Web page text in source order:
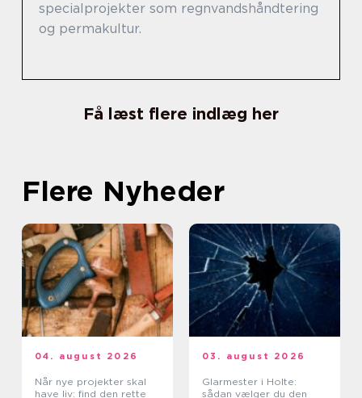
specialprojekter som regnvandshåndtering
og permakultur.
Få læst flere indlæg her
Flere Nyheder
04. august 2026
Når nye projekter skal
have liv: find den rette
03. august 2026
Glarmester i Holte:
sådan vælger du den